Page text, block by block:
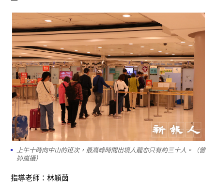
上午十時向中山的班次，最高峰時間出境人龍亦只有約三十人。（曾
婥嵐攝）
指導老師：林穎茵